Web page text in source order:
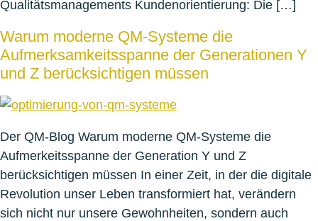
Qualitätsmanagements Kundenorientierung: Die […]
Warum moderne QM-Systeme die
Aufmerksamkeitsspanne der Generationen Y
und Z berücksichtigen müssen
Der QM-Blog Warum moderne QM-Systeme die
Aufmerkeitsspanne der Generation Y und Z
berücksichtigen müssen In einer Zeit, in der die digitale
Revolution unser Leben transformiert hat, verändern
sich nicht nur unsere Gewohnheiten, sondern auch